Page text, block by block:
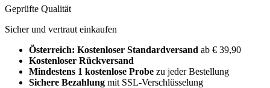
Geprüfte Qualität
Sicher und vertraut einkaufen
Österreich: Kostenloser Standardversand ab € 39,90
Kostenloser Rückversand
Mindestens 1 kostenlose Probe zu jeder Bestellung
Sichere Bezahlung mit SSL-Verschlüsselung